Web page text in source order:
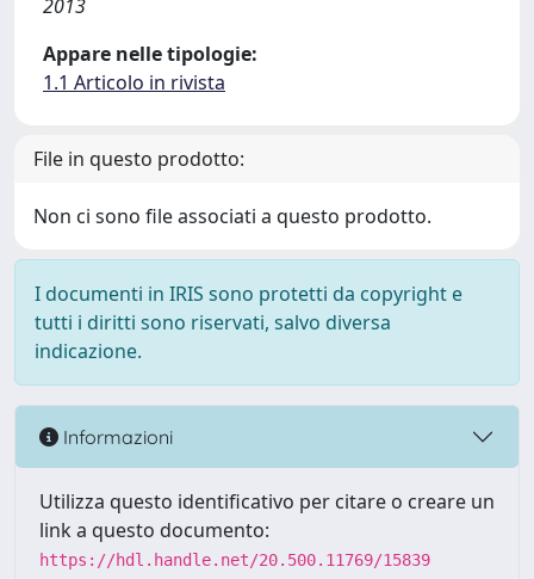
2013
Appare nelle tipologie:
1.1 Articolo in rivista
File in questo prodotto:
Non ci sono file associati a questo prodotto.
I documenti in IRIS sono protetti da copyright e
tutti i diritti sono riservati, salvo diversa
indicazione.
Informazioni
Utilizza questo identificativo per citare o creare un
link a questo documento:
https://hdl.handle.net/20.500.11769/15839